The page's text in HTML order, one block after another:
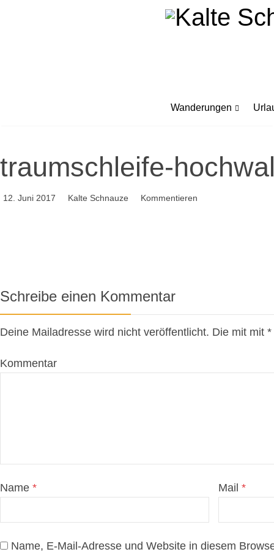
Wanderungen
traumschleife-
12. Juni 2017 Kalte Schnauze Kommentieren
Schreibe einen Kommentar
Deine Mailadresse wird nicht veröffentlicht. Die mit mit
Kommentar
Name * Mail *
Name, E-Mail-Adresse und Website in diesem